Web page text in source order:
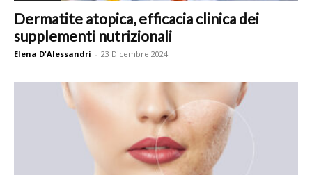
Dermatite atopica, efficacia clinica dei
supplementi nutrizionali
Elena D'Alessandri - 23 Dicembre 2024